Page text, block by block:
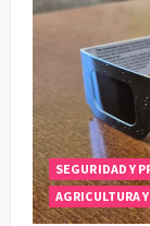
SEGURIDAD Y
AGRICULTURA